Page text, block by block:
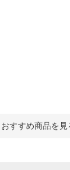
おすすめ商品を見